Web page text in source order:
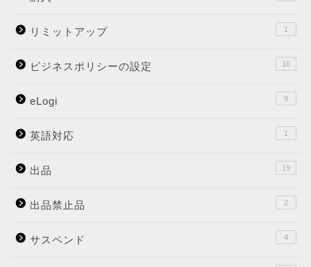
リミットアップ 1
ビジネスポリシーの設定 10
eLogi 9
英語対応 1
出品 19
出品禁止品 2
サスペンド 4